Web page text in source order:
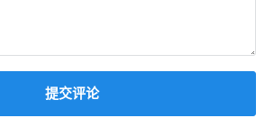
提交评论